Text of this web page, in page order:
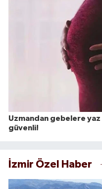
Uzmandan gebelere yaz
güvenli!
İzmir Özel Haber